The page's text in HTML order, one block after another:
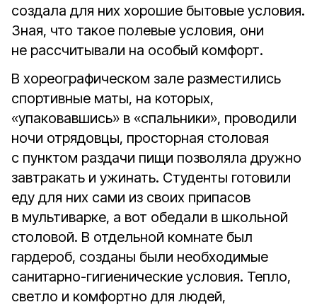
создала для них хорошие бытовые условия.
Зная, что такое полевые условия, они
не рассчитывали на особый комфорт.
В хореографическом зале разместились
спортивные маты, на которых,
«упаковавшись» в «спальники», проводили
ночи отрядовцы, просторная столовая
с пунктом раздачи пищи позволяла дружно
завтракать и ужинать. Студенты готовили
еду для них сами из своих припасов
в мультиварке, а вот обедали в школьной
столовой. В отдельной комнате был
гардероб, созданы были необходимые
санитарно-гигиенические условия. Тепло,
светло и комфортно для людей,